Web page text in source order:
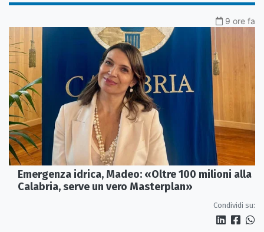
9 ore fa
Emergenza idrica, Madeo: «Oltre 100 milioni alla
Calabria, serve un vero Masterplan»
Condividi su: